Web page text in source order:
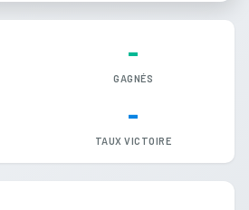
-
GAGNÉS
-
TAUX VICTOIRE